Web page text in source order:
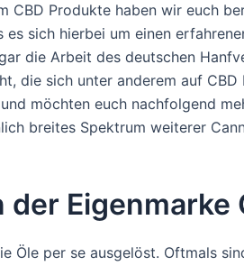
CBD Produkte haben wir euch
sich hierbei um einen
die Arbeit des deutschen
die sich unter anderem auf
möchten euch nachfolgend
breites Spektrum weiterer
der
Öle per se ausgelöst. Oftmals